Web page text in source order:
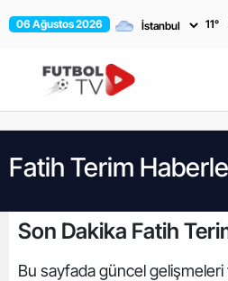
06 Ağustos 2026 11°
Fatih Terim
Son Dakika Fatih
Bu sayfada güncel